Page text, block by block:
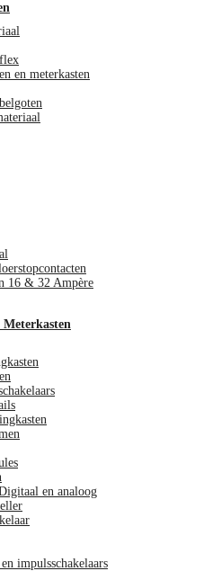
en meterkasten
16 & 32 Ampère
en analoog
impulsschakelaars